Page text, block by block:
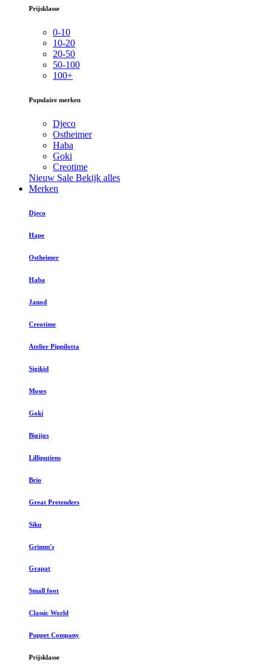
Prijsklasse
0-10
10-20
20-50
50-100
100+
Populaire merken
Djeco
Ostheimer
Haba
Goki
Creotime
Nieuw Sale Bekijk alles
Merken
Djeco
Hape
Ostheimer
Haba
Janod
Creotime
Atelier Pippilotta
Sigikid
Moses
Goki
Bigjigs
Lilliputiens
Brio
Great Pretenders
Siku
Grimm's
Grapat
Small foot
Classic World
Puppet Company
Prijsklasse